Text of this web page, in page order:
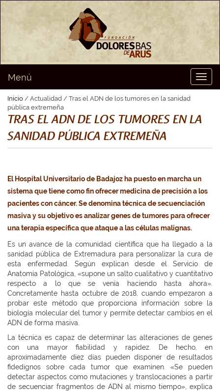
Menú
Inicio / Actualidad / Tras el ADN de los tumores en la sanidad
pública extremeña
TRAS EL ADN DE LOS TUMORES EN LA
SANIDAD PÚBLICA EXTREMEÑA
El Hospital Universitario de Badajoz ha puesto en marcha un
sistema que tiene como fin ofrecer medicina de precisión a los
pacientes con cáncer. Se denomina técnica de secuenciación
masiva y su objetivo es analizar genes de tumores para ofrecer
una terapia específica que ataque a las células malignas.
Es un avance de la comunidad científica que ha llegado a la
sanidad pública de Extremadura para personalizar la cura de
esta enfermedad. Según explican desde el Servicio de
Anatomía Patológica, «supone un salto cualitativo y cuantitativo
respecto a lo que se venía haciendo hasta ahora».
Concretamente hasta octubre de 2018, cuando empezaron a
probar este método que proporciona información sobre la
biología molecular del tumor y permite detectar cambios en el
ADN de forma masiva.
La técnica es capaz de determinar las alteraciones de genes
con una mayor fiabilidad y rapidez. De hecho, en
aproximadamente diez días pueden disponer de resultados
fidedignos sobre cada tumor que examinen. «Se pueden
detectar aspectos como mutaciones y translocaciones a partir
de secuenciar fragmentos de ADN al mismo tiempo», explica